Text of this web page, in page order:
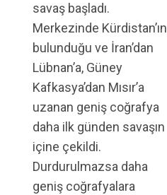
savaş başladı.
Merkezinde Kürdistan’ın
bulunduğu ve İran’dan
Lübnan’a, Güney
Kafkasya’dan Mısır’a
uzanan geniş coğrafya
daha ilk günden savaşın
içine çekildi.
Durdurulmazsa daha
geniş coğrafyalara